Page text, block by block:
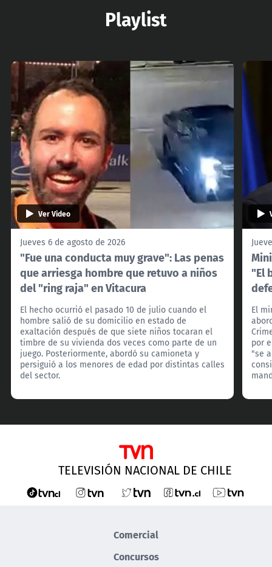
Playlist
Ver Video
Jueves 6 de agosto de 2026
"Fue una conducta muy grave": Las penas
que arriesga hombre que retuvo a niños
del "ring raja" en Vitacura
El hecho ocurrió el pasado 10 de julio cuando el
hombre salió de su domicilio en estado de
exaltación después de que siete niños tocaran el
timbre de su vivienda dos veces como parte de un
juego. Posteriormente, abordó su camioneta y
persiguió a los menores de edad por distintas calles
del sector.
"El
El
por
"se
TELEVISIÓN NACIONAL DE CHILE
Comercial
Concursos